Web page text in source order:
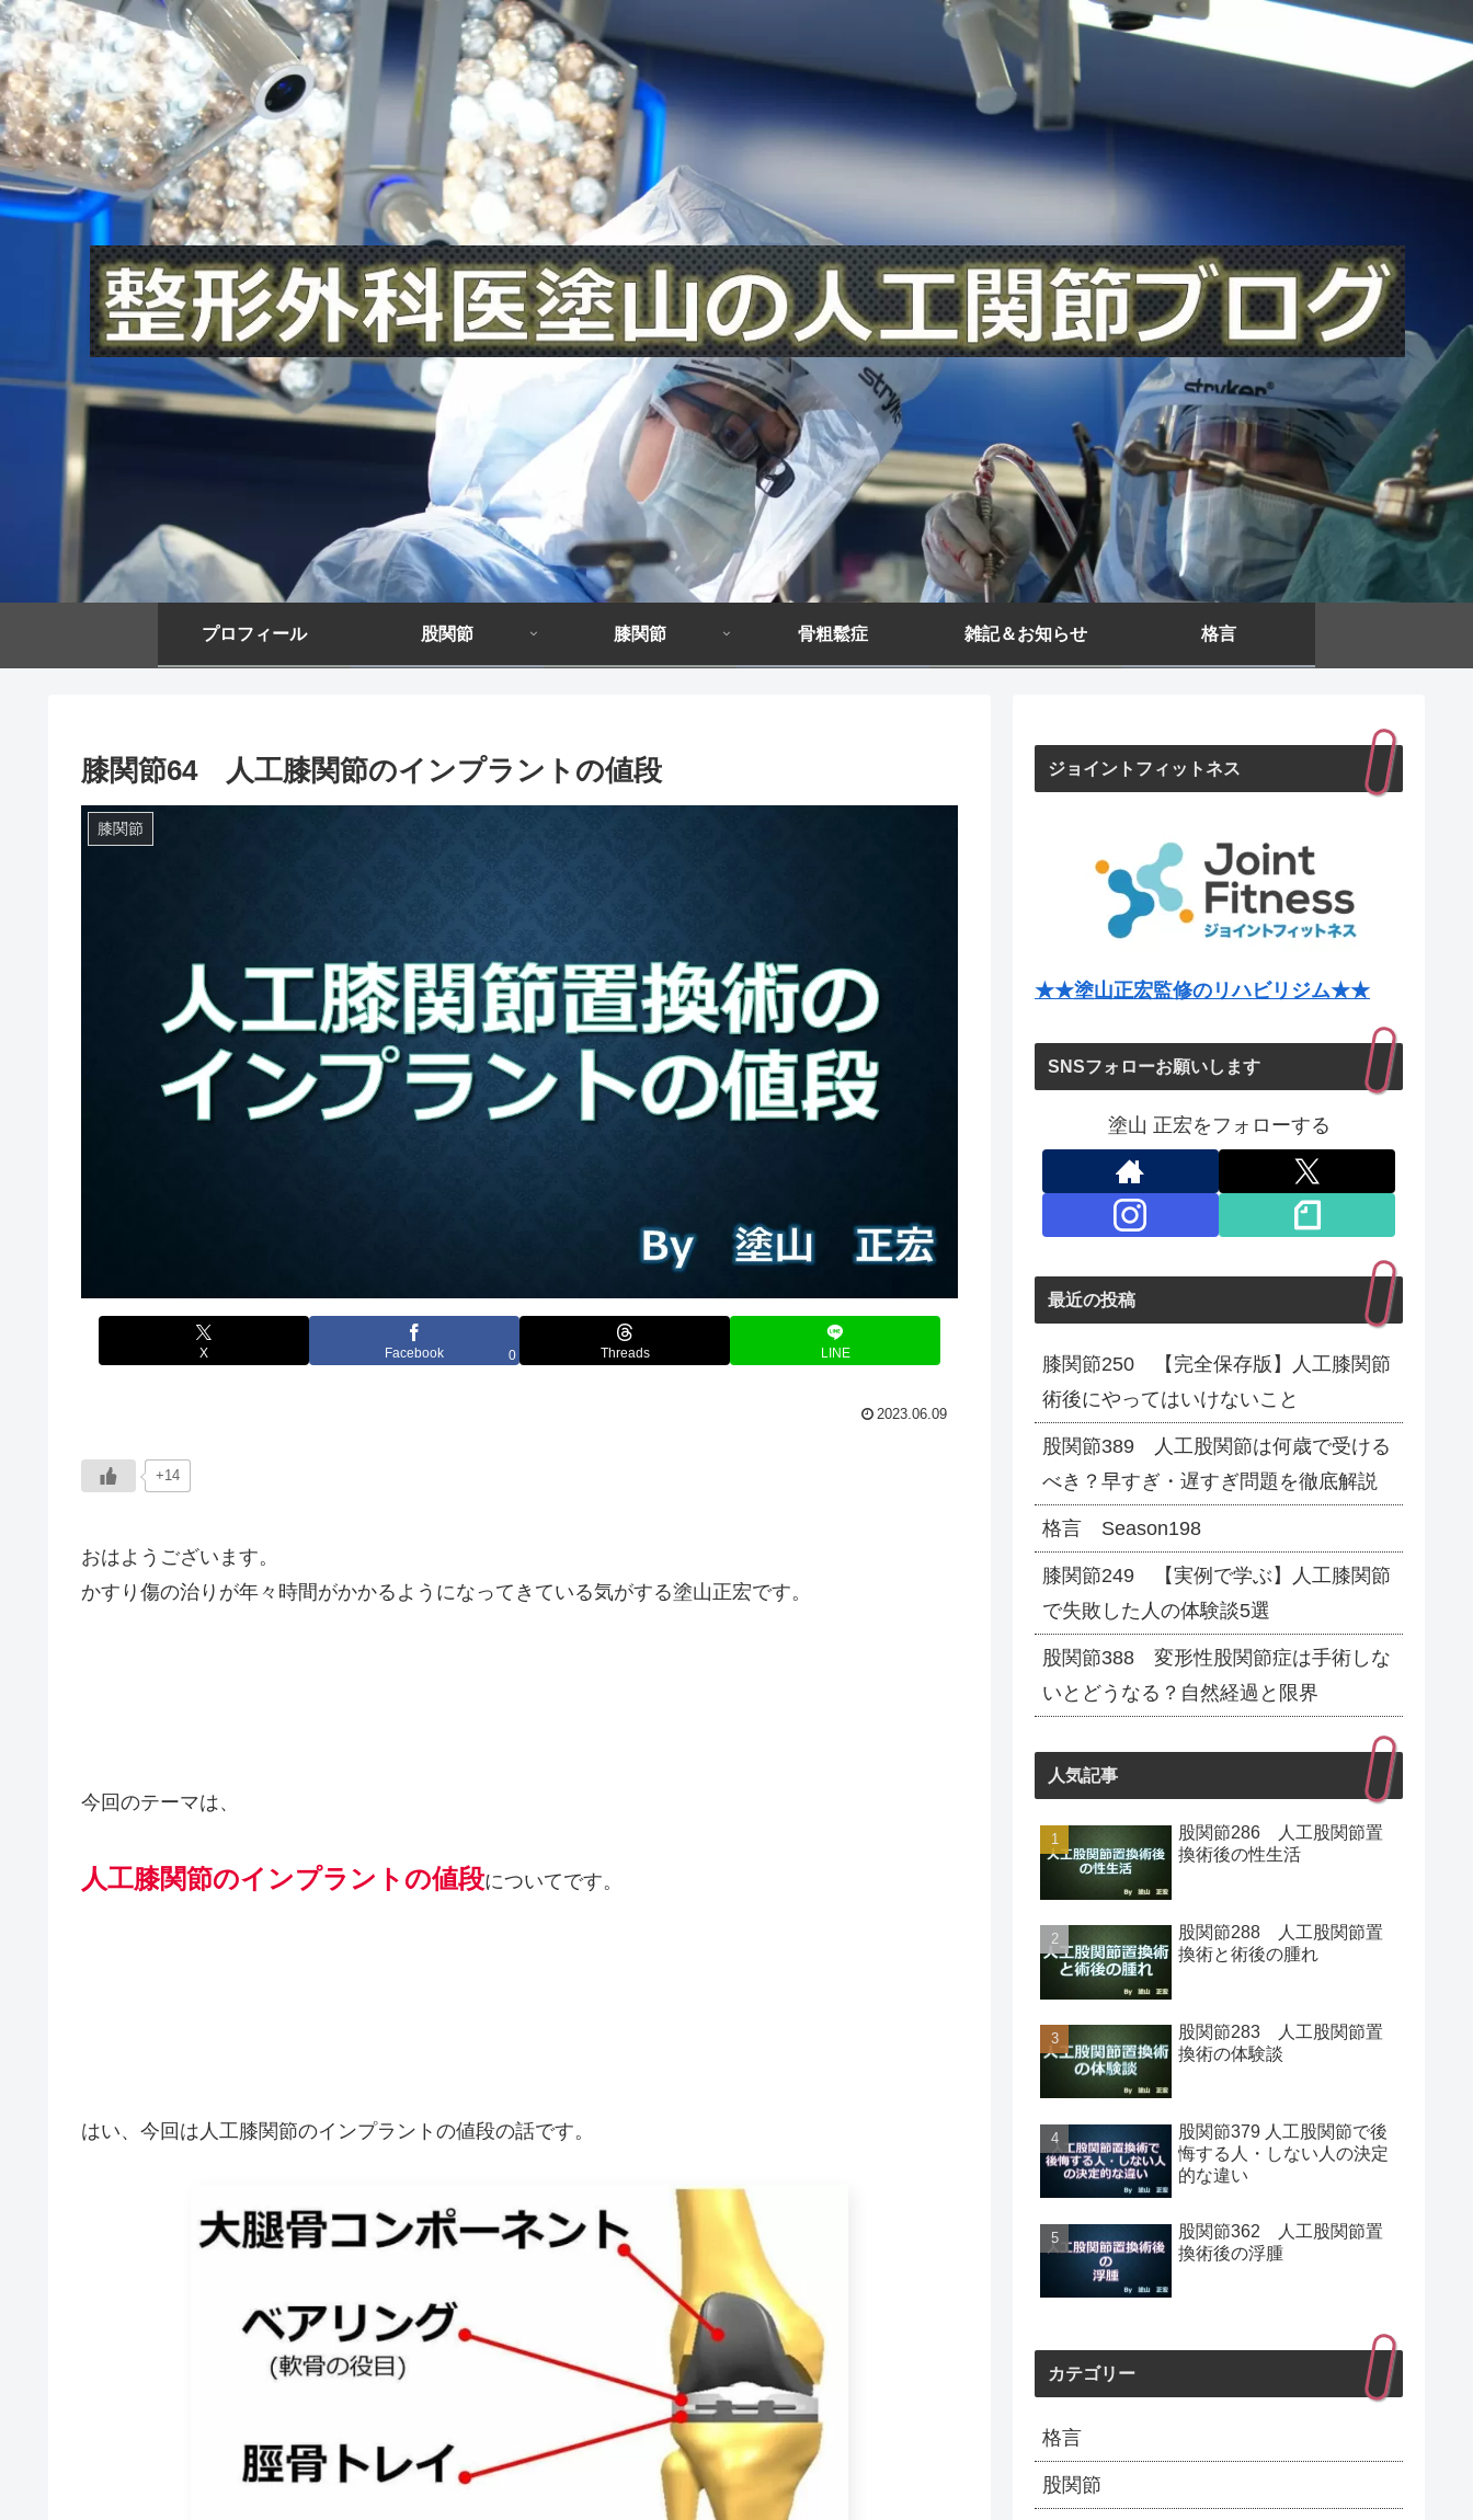
プロフィール 股関節 膝関節 骨粗鬆症 雑記＆お知らせ 格言
膝関節64 人工膝関節のインプラントの値段
膝関節
X Facebook 0 Threads LINE
2023.06.09
+14
おはようございます。
かすり傷の治りが年々時間がかかるようになってきている気がする塗山正宏です。
今回のテーマは、
人工膝関節のインプラントの値段についてです。
はい、今回は人工膝関節のインプラントの値段の話です。
ジョイントフィットネス
★★塗山正宏監修のリハビリジム★★
SNSフォローお願いします
塗山 正宏をフォローする
最近の投稿
膝関節250 【完全保存版】人工膝関節
術後にやってはいけないこと
股関節389 人工股関節は何歳で受ける
べき？早すぎ・遅すぎ問題を徹底解説
格言 Season198
膝関節249 【実例で学ぶ】人工膝関節
で失敗した人の体験談5選
股関節388 変形性股関節症は手術しな
いとどうなる？自然経過と限界
人気記事
股関節286 人工股関節置
換術後の性生活
股関節288 人工股関節置
換術と術後の腫れ
股関節283 人工股関節置
換術の体験談
股関節379 人工股関節で後
悔する人・しない人の決定
的な違い
股関節362 人工股関節置
換術後の浮腫
カテゴリー
格言
股関節